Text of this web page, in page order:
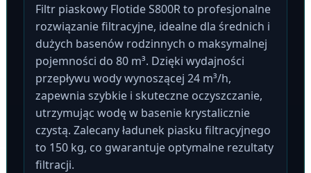
Filtr piaskowy Flotide S800R to profesjonalne
rozwiązanie filtracyjne, idealne dla średnich i
dużych basenów rodzinnych o maksymalnej
pojemności do 80 m³. Dzięki wydajności
przepływu wody wynoszącej 24 m³/h,
zapewnia szybkie i skuteczne oczyszczanie,
utrzymując wodę w basenie krystalicznie
czystą. Zalecany ładunek piasku filtracyjnego
to 150 kg, co gwarantuje optymalne rezultaty
filtracji.